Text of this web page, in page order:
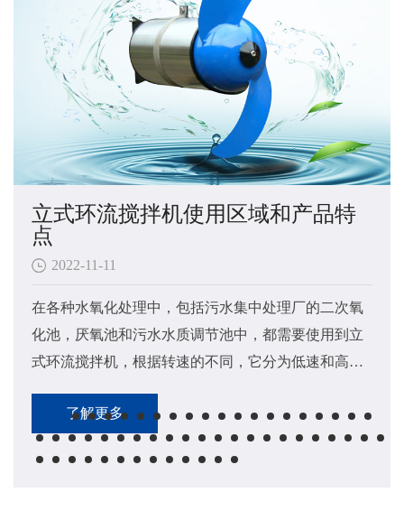
立式环流搅拌机使用区域和产品特
点
2022-11-11
在各种水氧化处理中，包括污水集中处理厂的二次氧
化池，厌氧池和污水水质调节池中，都需要使用到立
式环流搅拌机​，根据转速的不同，它分为低速和高速
了解更多